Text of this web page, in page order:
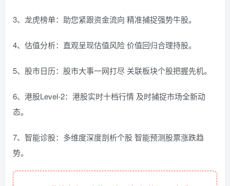
3、龙虎榜单：助您紧跟资金流向 精准捕捉强势牛股。
4、估值分析：直观呈现估值风险 价值回归合理持股。
5、股市日历：股市大事一网打尽 关联板块个股把握先机。
6、港股Level-2：港股实时十档行情 及时捕捉市场全新动
态。
7、智能诊股：多维度深度剖析个股 智能预测股票涨跌趋
势。